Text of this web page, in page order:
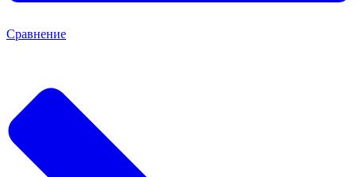
Сравнение